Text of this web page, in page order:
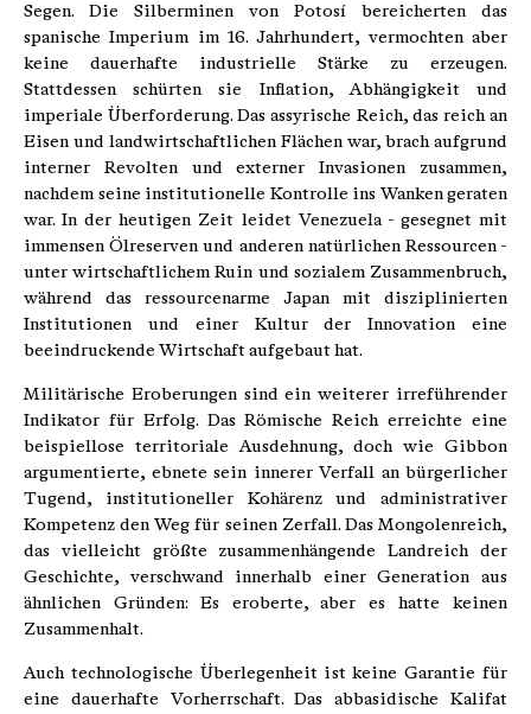
Segen. Die Silberminen von Potosí bereicherten das
spanische Imperium im 16. Jahrhundert, vermochten aber
keine dauerhafte industrielle Stärke zu erzeugen.
Stattdessen schürten sie Inflation, Abhängigkeit und
imperiale Überforderung. Das assyrische Reich, das reich an
Eisen und landwirtschaftlichen Flächen war, brach aufgrund
interner Revolten und externer Invasionen zusammen,
nachdem seine institutionelle Kontrolle ins Wanken geraten
war. In der heutigen Zeit leidet Venezuela - gesegnet mit
immensen Ölreserven und anderen natürlichen Ressourcen -
unter wirtschaftlichem Ruin und sozialem Zusammenbruch,
während das ressourcenarme Japan mit disziplinierten
Institutionen und einer Kultur der Innovation eine
beeindruckende Wirtschaft aufgebaut hat.
Militärische Eroberungen sind ein weiterer irreführender
Indikator für Erfolg. Das Römische Reich erreichte eine
beispiellose territoriale Ausdehnung, doch wie Gibbon
argumentierte, ebnete sein innerer Verfall an bürgerlicher
Tugend, institutioneller Kohärenz und administrativer
Kompetenz den Weg für seinen Zerfall. Das Mongolenreich,
das vielleicht größte zusammenhängende Landreich der
Geschichte, verschwand innerhalb einer Generation aus
ähnlichen Gründen: Es eroberte, aber es hatte keinen
Zusammenhalt.
Auch technologische Überlegenheit ist keine Garantie für
eine dauerhafte Vorherrschaft. Das abbasidische Kalifat